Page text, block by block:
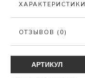
ХАРАКТЕРИСТИКИ
ОТЗЫВОВ (0)
АРТИКУЛ